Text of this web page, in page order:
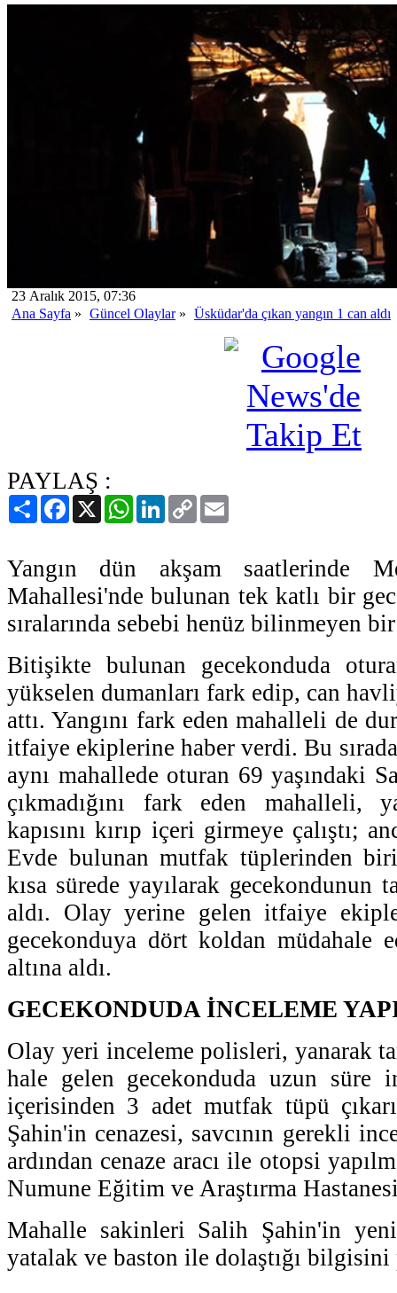
23 Aralık 2015, 07:36
Ana Sayfa » Güncel Olaylar» Üsküdar'da çıkan yangın 1 can aldı
PAYLAŞ :
PaylaşFacebook
X WhatsAppLinkedIn
Copy
Link
Yangın dün akşam saatlerinde
Mahallesi'nde bulunan tek katlı bir
sıralarında sebebi henüz bilinmeyen
Bitişikte bulunan gecekonduda
yükselen dumanları fark edip, can
attı. Yangını fark eden mahalleli de
itfaiye ekiplerine haber verdi. Bu
aynı mahallede oturan 69 yaşındaki
çıkmadığını fark eden mahalleli,
kapısını kırıp içeri girmeye çalıştı;
Evde bulunan mutfak tüplerinden
kısa sürede yayılarak gecekondunun
aldı. Olay yerine gelen itfaiye
gecekonduya dört koldan müdahale
altına aldı.
GECEKONDUDA İNCELEME
Olay yeri inceleme polisleri, yanarak
hale gelen gecekonduda uzun süre
içerisinden 3 adet mutfak tüpü
Şahin'in cenazesi, savcının gerekli
ardından cenaze aracı ile otopsi
Numune Eğitim ve Araştırma
Mahalle sakinleri Salih Şahin'in
yatalak ve baston ile dolaştığı bilgisini